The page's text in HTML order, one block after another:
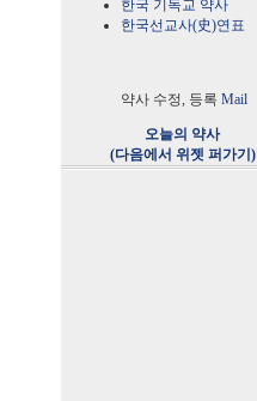
한국 기독교 약사
한국선교사(史)연표
약사 수정, 등록 Mail
오늘의 약사
(다음에서 위젯 퍼가기)